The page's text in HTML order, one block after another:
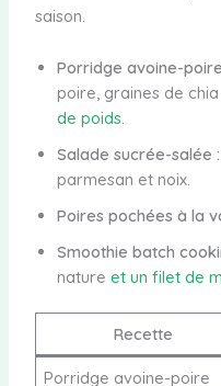
saison.
Porridge avoine-
poire, graines de
de poids
Salade sucrée-salée :
parmesan et noix.
Poires pochées à la
Smoothie batch
nature et un filet de
Recette
Porridge avoine-poire